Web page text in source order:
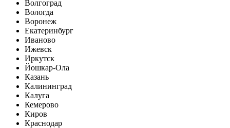
Волгоград
Вологда
Воронеж
Екатеринбург
Иваново
Ижевск
Иркутск
Йошкар-Ола
Казань
Калининград
Калуга
Кемерово
Киров
Краснодар